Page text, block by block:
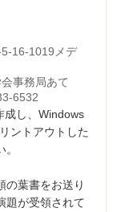
16-1019メデ
事務局あて
6532
成し、Windows
ントアウトした
の葉書をお送り
題が受領されて